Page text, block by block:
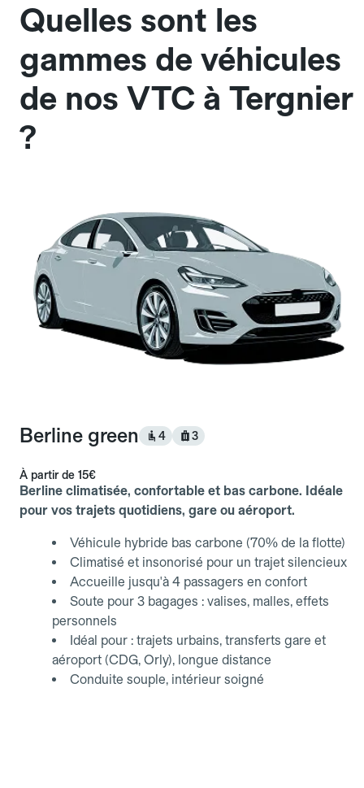
Quelles sont les
gammes de véhicules
de nos VTC à Tergnier
?
Berline green 4 3
À partir de 15€
Berline climatisée, confortable et bas carbone. Idéale
pour vos trajets quotidiens, gare ou aéroport.
Véhicule hybride bas carbone (70% de la flotte)
Climatisé et insonorisé pour un trajet silencieux
Accueille jusqu'à 4 passagers en confort
Soute pour 3 bagages : valises, malles, effets
personnels
Idéal pour : trajets urbains, transferts gare et
aéroport (CDG, Orly), longue distance
Conduite souple, intérieur soigné